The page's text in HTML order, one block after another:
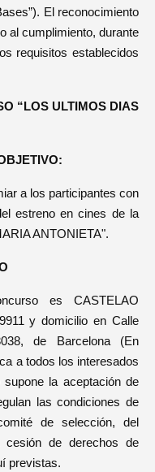
El reconocimiento
al cumplimiento, durante
requisitos establecidos
“LOS ULTIMOS DIAS
a los participantes con
estreno en cines de la
ANTONIETA".
es CASTELAO
y domicilio en Calle
de Barcelona (En
a todos los interesados
la aceptación de
las condiciones de
de selección, del
de derechos de
previstas.